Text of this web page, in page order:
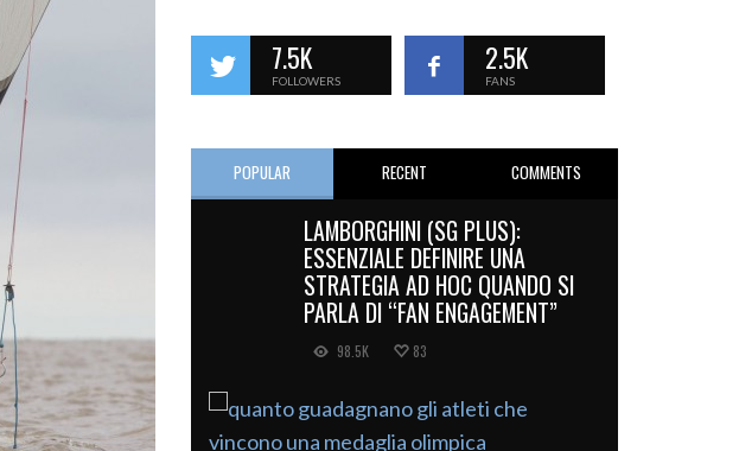
7.5K
FOLLOWERS
2.5K
FANS
POPULAR RECENT COMMENTS
LAMBORGHINI (SG PLUS):
ESSENZIALE DEFINIRE UNA
STRATEGIA AD HOC QUANDO SI
PARLA DI “FAN ENGAGEMENT”
98.5K 83